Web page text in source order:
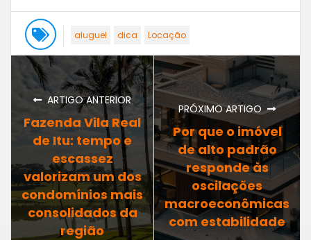
aluguel dica Locação
ARTIGO ANTERIOR
Fazenda Vila Real
de Itu: tempo e
escassez
valorizam um dos
condomínios mais
consolidados da
região
PRÓXIMO ARTIGO
Por que o imóvel
de alto padrão
responde às
oscilações
macroeconômicas
com estabilidade